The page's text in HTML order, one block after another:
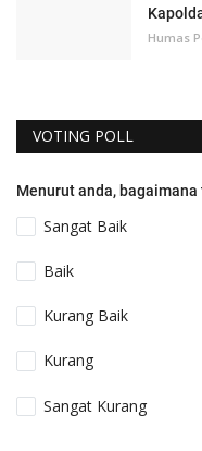
Humas
VOTING POLL
Menurut anda,
Sangat Baik
Baik
Kurang Baik
Kurang
Sangat Kurang